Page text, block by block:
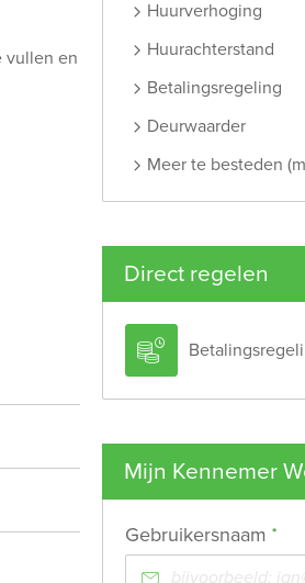
vullen en
Huurverhoging
Huurachterstand
Betalingsregeling
Deurwaarder
Meer te besteden
Direct regelen

Mijn Kennemer
Gebruikersnaam *